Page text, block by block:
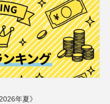
年夏》